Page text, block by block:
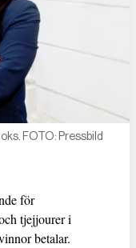
FOTO: Pressbild
för
tjejjourer i
betalar.